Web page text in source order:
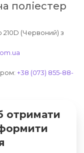
поліестер
210D (Червоний) з
+38 (073) 855-88-
отримати